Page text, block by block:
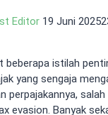
Editor 19 Juni 2025
beberapa istilah
yang sengaja
perpajakannya,
evasion. Banyak